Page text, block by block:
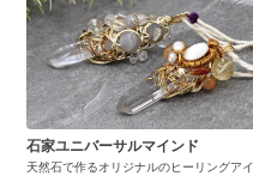
石家ユニバーサルマインド
天然石で作るオリジナルのヒーリングアイ